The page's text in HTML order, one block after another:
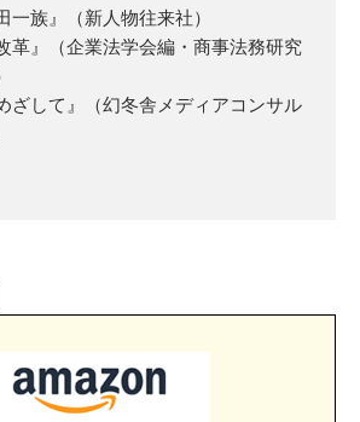
一族』（新人物往来社）
革』（企業法学会編・商事法務研究
ざして』（幻冬舎メディアコンサル